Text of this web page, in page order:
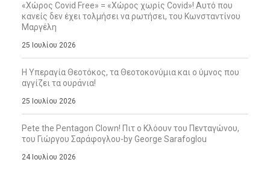
«Χώρος Covid Free» = «Χώρος χωρίς Covid»! Αυτό που
κανείς δεν έχει τολμήσει να ρωτήσει, του Κωνσταντίνου
Μαργέλη
25 Ιουλίου 2026
Η Υπεραγία Θεοτόκος, τα Θεοτοκονύμια και ο ύμνος που
αγγίζει τα ουράνια!
25 Ιουλίου 2026
Pete the Pentagon Clown! Πιτ ο Κλόουν του Πενταγώνου,
του Γιώργου Σαράφογλου-by George Sarafoglou
24 Ιουλίου 2026